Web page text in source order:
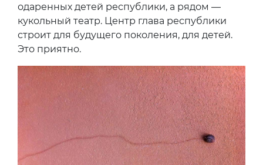
одаренных детей республики, а рядом —
кукольный театр. Центр глава республики
строит для будущего поколения, для детей.
Это приятно.